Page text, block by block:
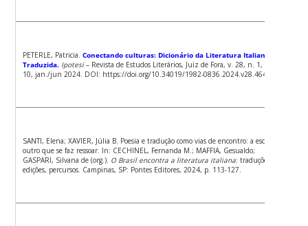
PETERLE, Patricia.Conectando culturas: Dicionário da Literatura Italiana
Traduzida. Ipotesi– Revista de Estudos Literários, Juiz de Fora, v. 28, n. 1, p. 1-
10, jan./jun 2024. DOI: https://doi.org/10.34019/1982-0836.2024.v28.46461.
SANTI, Elena; XAVIER, Júlia B. Poesia e tradução como vias de encontro: a escuta do
outro que se faz ressoar. In: CECHINEL, Fernanda M.; MAFFIA, Gesualdo;
GASPARI, Silvana de (org.). O Brasil encontra a literatura italiana: traduções,
edições, percursos. Campinas, SP: Pontes Editores, 2024, p. 113-127.